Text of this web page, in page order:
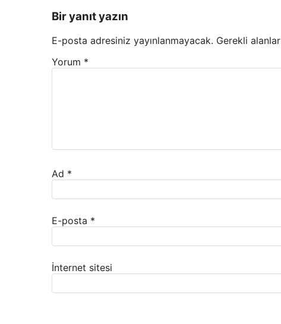
Bir yanıt yazın
E-posta adresiniz yayınlanmayacak. Gerekli alanlar
Yorum *
Ad *
E-posta *
İnternet sitesi